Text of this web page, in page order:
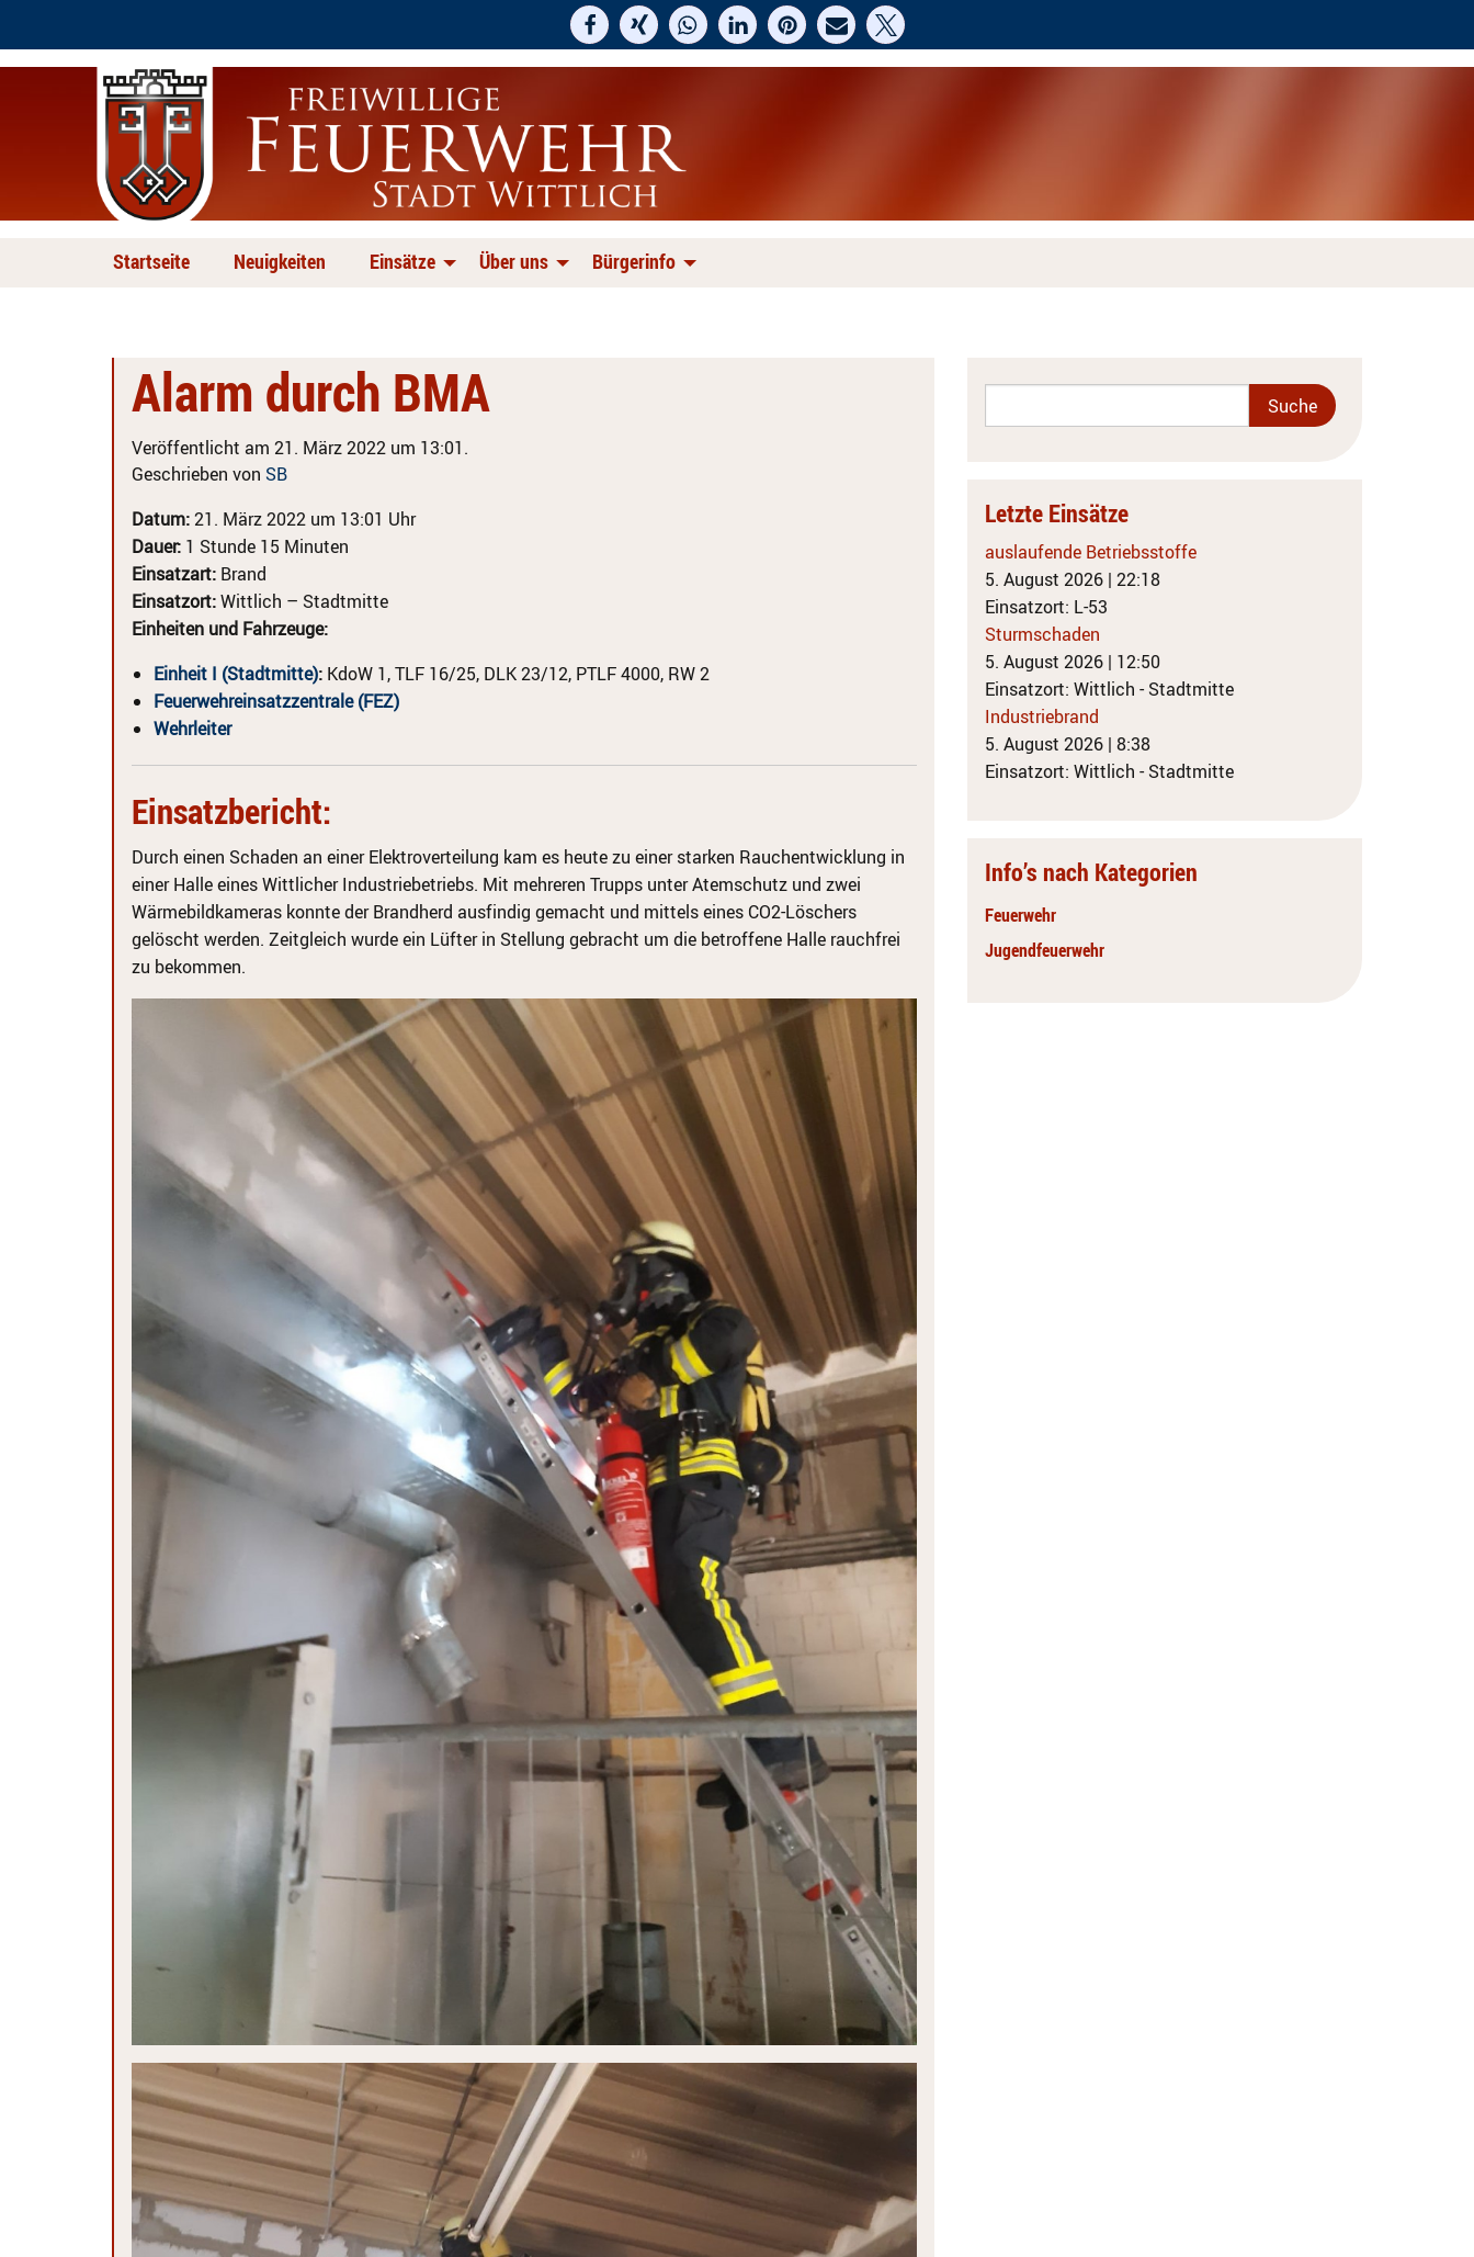
Startseite Neuigkeiten Einsätze Über uns Bürgerinfo
Alarm durch BMA
Veröffentlicht am 21. März 2022 um 13:01.
Geschrieben von SB
Datum:21. März 2022 um 13:01 Uhr
Dauer: 1 Stunde 15 Minuten
Einsatzart: Brand
Einsatzort:Wittlich – Stadtmitte
Einheiten und Fahrzeuge:
Einheit I (Stadtmitte): KdoW 1, TLF 16/25, DLK 23/12, PTLF 4000, RW 2
Feuerwehreinsatzzentrale (FEZ)
Wehrleiter
Einsatzbericht:
Durch einen Schaden an einer Elektroverteilung kam es heute zu einer starken Rauchentwicklung in
einer Halle eines Wittlicher Industriebetriebs. Mit mehreren Trupps unter Atemschutz und zwei
Wärmebildkameras konnte der Brandherd ausfindig gemacht und mittels eines CO2-Löschers
gelöscht werden. Zeitgleich wurde ein Lüfter in Stellung gebracht um die betroffene Halle rauchfrei
zu bekommen.
Letzte Einsätze
auslaufende Betriebsstoffe
5. August 2026 | 22:18
Einsatzort: L-53
Sturmschaden
5. August 2026 | 12:50
Einsatzort: Wittlich - Stadtmitte
Industriebrand
5. August 2026 | 8:38
Einsatzort: Wittlich - Stadtmitte
Info’s nach Kategorien
Feuerwehr
Jugendfeuerwehr